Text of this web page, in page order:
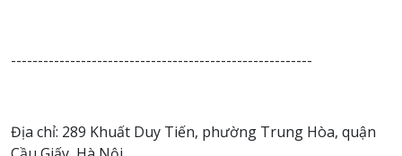
--------------------------------------------------------
Địa chỉ: 289 Khuất Duy Tiến, phường Trung Hòa, quận